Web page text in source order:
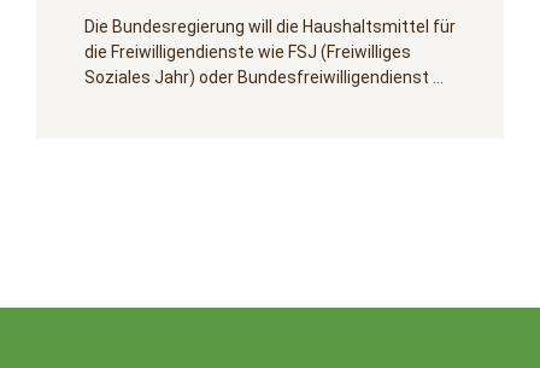
Die Bundesregierung will die Haushaltsmittel für
die Freiwilligendienste wie FSJ (Freiwilliges
Soziales Jahr) oder Bundesfreiwilligendienst …